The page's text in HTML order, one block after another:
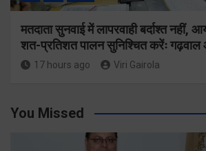
मतदाता सुनवाई में लापरवाही बर्दाश्त नहीं,
शत-प्रतिशत पालन सुनिश्चित करेंः
17 hours ago Viri Gairola
You Missed